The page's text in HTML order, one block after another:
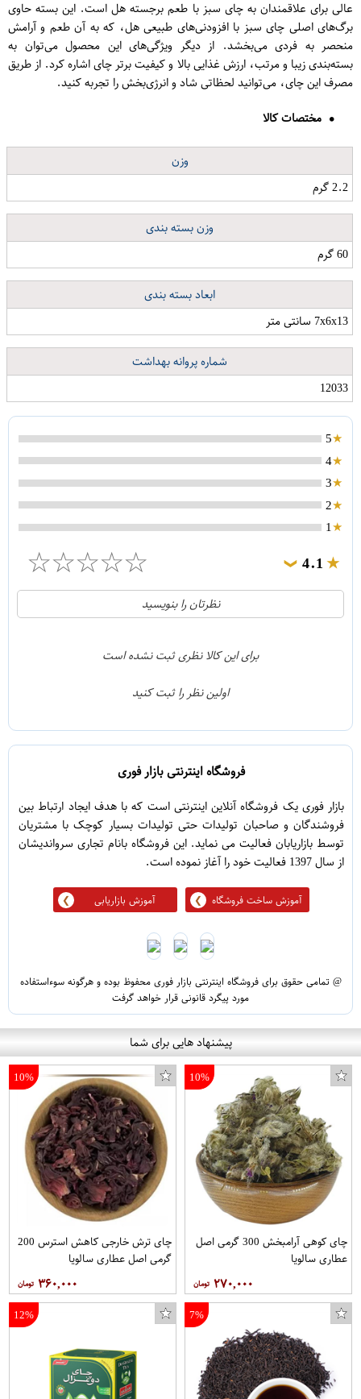
عالی برای علاقمندان به چای سبز با طعم برجسته هل است. این بسته حاوی
برگ‌های اصلی چای سبز با افزودنی‌های طبیعی هل، که به آن طعم و آرامش
منحصر به فردی می‌بخشد. از دیگر ویژگی‌های این محصول می‌توان به
بسته‌بندی زیبا و مرتب، ارزش غذایی بالا و کیفیت برتر چای اشاره کرد. از طریق
مصرف این چای، می‌توانید لحظاتی شاد و انرژی‌بخش را تجربه کنید.
مختصات کالا
وزن
2.2 گرم
وزن بسته بندی
60 گرم
ابعاد بسته بندی
7x6x13 سانتی متر
شماره پروانه بهداشت
12033
5
4
3
2
1
4.1
❯
☆
☆
☆
☆
☆
21
1
نظرتان را بنویسید
برای این کالا نظری ثبت نشده است
اولین نظر را ثبت کنید
فروشگاه اینترنتی بازار فوری
بازار فوری یک فروشگاه آنلاین اینترنتی است که با هدف ایجاد ارتباط بین
فروشندگان و صاحبان تولیدات حتی تولیدات بسیار کوچک با مشتریان
توسط بازاریابان فعالیت می نماید. این فروشگاه بانام تجاری سرواندیشان
از سال 1397 فعالیت خود را آغاز نموده است.
آموزش ساخت فروشگاه آموزش بازاریابی
@ تمامی حقوق برای فروشگاه اینترنتی بازار فوری محفوظ بوده و هرگونه سوءاستفاده
مورد پیگرد قانونی قرار خواهد گرفت
پیشنهاد هایی برای شما
10%
چای کوهی آرامبخش 300 گرمی اصل
عطاری سالویا
۲۷۰,۰۰۰
10%
چای ترش خارجی کاهش استرس 200
گرمی اصل عطاری سالویا
۳۶۰,۰۰۰
7%
12%